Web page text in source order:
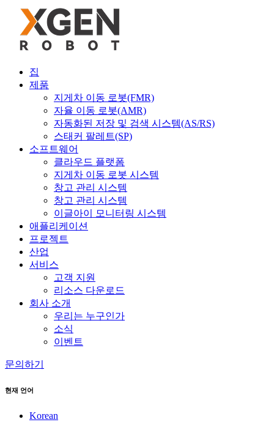
집
제품
지게차 이동 로봇(FMR)
자율 이동 로봇(AMR)
자동화된 저장 및 검색 시스템(AS/RS)
스태커 팔레트(SP)
소프트웨어
클라우드 플랫폼
지게차 이동 로봇 시스템
창고 관리 시스템
창고 관리 시스템
이글아이 모니터링 시스템
애플리케이션
프로젝트
산업
서비스
고객 지원
리소스 다운로드
회사 소개
우리는 누구인가
소식
이벤트
문의하기
현재 언어
Korean